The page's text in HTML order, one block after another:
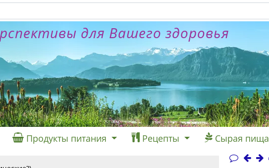
для Вашего здоровья
Продукты питания Рецепты Сырая пища